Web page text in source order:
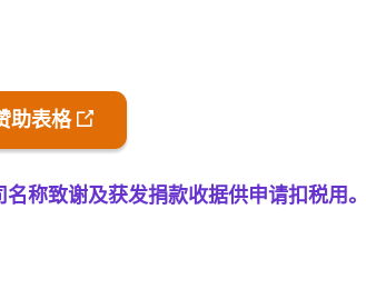
助表格
称致谢及获发捐款收据供申请扣税用。